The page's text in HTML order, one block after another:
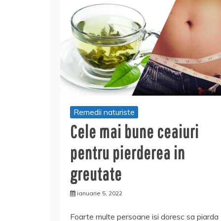
Remedii naturiste
Cele mai bune ceaiuri
pentru pierderea in
greutate
ianuarie 5, 2022
Foarte multe persoane isi doresc sa piarda